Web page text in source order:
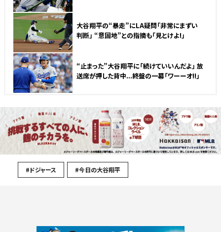
大谷翔平の“暴走”にLA疑問「非常にまずい
判断」 “意固地”との指摘も「見とけよ!」
“止まった”大谷翔平に「続けていいんだよ」 放
送席が押した背中...終盤の一幕「ワーーオ!!」
#ドジャース #今日の大谷翔平